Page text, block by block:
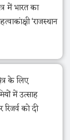
में भारत का
‘राजस्थान
के लिए
में उत्साह
को दी